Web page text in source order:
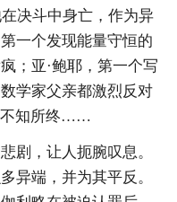
决斗中身亡，作为异
一个发现能量守恒的
；亚·鲍耶，第一个写
学家父亲都激烈反对
不知所终……
剧，让人扼腕叹息。
异端，并为其平反。